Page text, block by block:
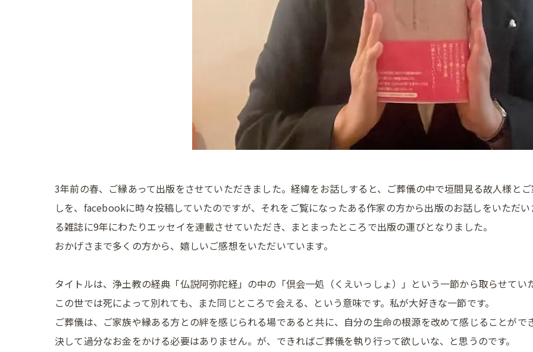
3年前の春、ご縁あって出版をさせていただきました。経緯をお話しすると、ご葬儀の中で垣間見る故人様と
しを、facebookに時々投稿していたのですが、それをご覧になったある作家の方から出版のお話しをいただ
る雑誌に9年にわたりエッセイを連載させていただき、まとまったところで出版の運びとなりました。
おかげさまで多くの方から、嬉しいご感想をいただいています。
タイトルは、浄土教の経典「仏説阿弥陀経」の中の「倶会一処（くえいっしょ）」という一節から取らせてい
この世では死によって別れても、また同じところで会える、という意味です。私が大好きな一節です。
ご葬儀は、ご家族や縁ある方との絆を感じられる場であると共に、自分の生命の根源を改めて感じることがで
決して過分なお金をかける必要はありません。が、できればご葬儀を執り行って欲しいな、と思うのです。